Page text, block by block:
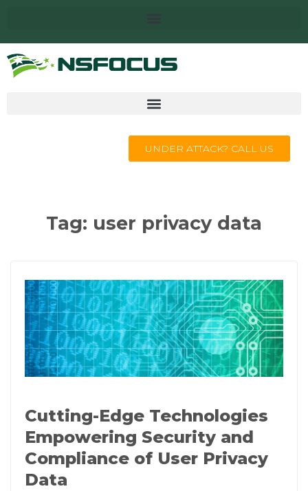
UNDER ATTACK? CALL US
Tag: user privacy data
Cutting-Edge Technologies
Empowering Security and
Compliance of User Privacy
Data